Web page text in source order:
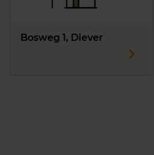
Bosweg 1, Diever